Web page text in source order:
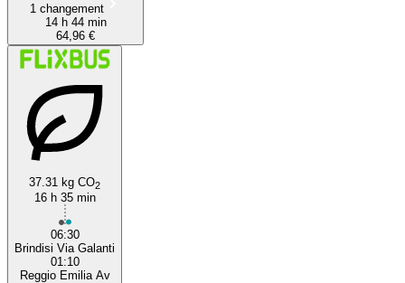
1 changement
14 h 44 min
64,96 €
37.31 kg CO2
16 h 35 min
06:30
Brindisi Via Galanti
01:10
Reggio Emilia Av